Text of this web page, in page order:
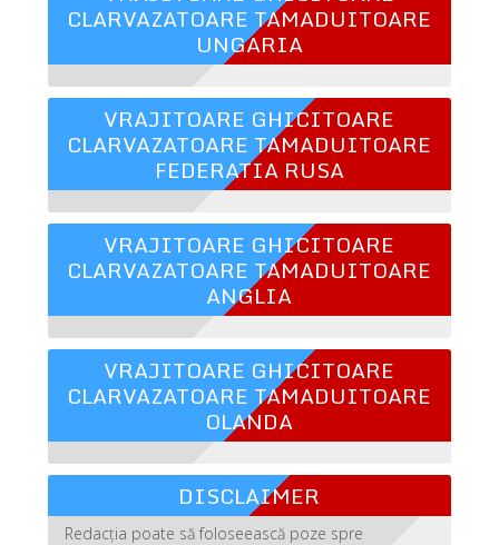
CLARVAZATOARE TAMADUITOARE
UNGARIA
VRAJITOARE GHICITOARE
CLARVAZATOARE TAMADUITOARE
FEDERATIA RUSA
VRAJITOARE GHICITOARE
CLARVAZATOARE TAMADUITOARE
ANGLIA
VRAJITOARE GHICITOARE
CLARVAZATOARE TAMADUITOARE
OLANDA
DISCLAIMER
Redacția poate să foloseească poze spre